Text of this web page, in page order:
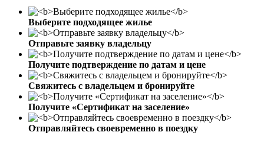
Выберите подходящее жилье
Отправьте заявку владельцу
Получите подтверждение по датам и цене
Свяжитесь с владельцем и бронируйте
Получите «Сертификат на заселение»
Отправляйтесь своевременно в поездку